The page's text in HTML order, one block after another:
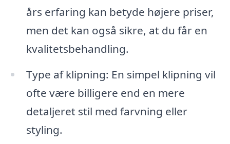
års erfaring kan betyde højere priser,
men det kan også sikre, at du får en
kvalitetsbehandling.
Type af klipning: En simpel klipning vil
ofte være billigere end en mere
detaljeret stil med farvning eller
styling.